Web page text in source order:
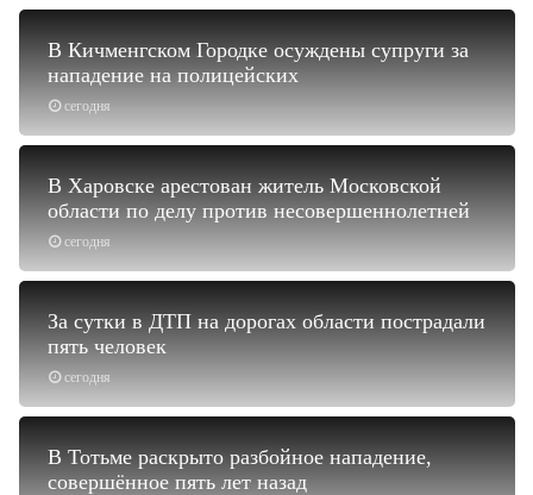
сегодня
В Кичменгском Городке осуждены супруги за
нападение на полицейских
сегодня
В Харовске арестован житель Московской
области по делу против несовершеннолетней
сегодня
За сутки в ДТП на дорогах области пострадали
пять человек
В Тотьме раскрыто разбойное нападение,
совершённое пять лет назад